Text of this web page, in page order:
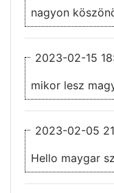
nagyon
2023-02-15
mikor lesz
2023-02-05
Hello maygar